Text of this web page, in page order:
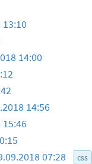
13:10
14:00
14:56
15:46
07:28 css